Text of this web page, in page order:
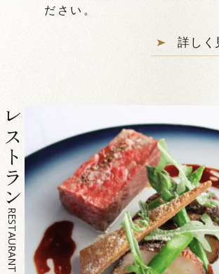
ださい。
詳しく
ラン
RESTAURANT